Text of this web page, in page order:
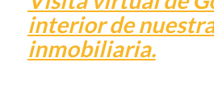
interior de
inmobiliaria.